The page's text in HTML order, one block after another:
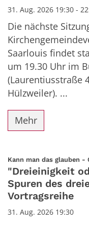
31. Aug. 2026 19:30 -
Die nächste
Saarlouis findet
um 19.30 Uhr im
(Laurentiusstraße
Hülzweiler). ...
Mehr
Kann man das glauben
"Dreieinigkeit
Spuren des
Vortragsreihe
31. Aug. 2026 19:30